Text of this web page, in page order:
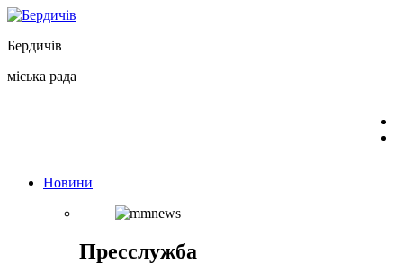
Перейти
вмісту
Бердичів
міська рада
Новини
Пресслужба